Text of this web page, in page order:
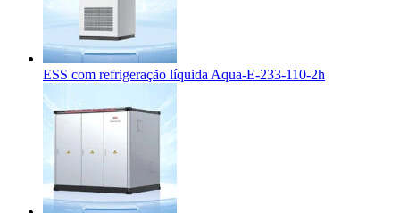
ESS com refrigeração líquida Aqua-E-233-110-2h